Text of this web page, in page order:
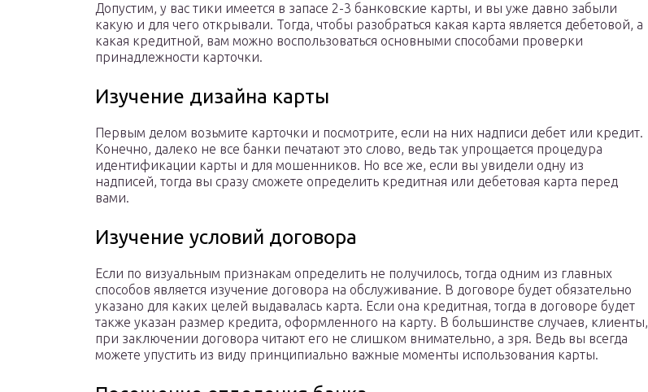
Допустим, у вас тики имеется в запасе 2-3 банковские карты, и вы уже давно забыли
какую и для чего открывали. Тогда, чтобы разобраться какая карта является дебетовой, а
какая кредитной, вам можно воспользоваться основными способами проверки
принадлежности карточки.
Изучение дизайна карты
Первым делом возьмите карточки и посмотрите, если на них надписи дебет или кредит.
Конечно, далеко не все банки печатают это слово, ведь так упрощается процедура
идентификации карты и для мошенников. Но все же, если вы увидели одну из
надписей, тогда вы сразу сможете определить кредитная или дебетовая карта перед
вами.
Изучение условий договора
Если по визуальным признакам определить не получилось, тогда одним из главных
способов является изучение договора на обслуживание. В договоре будет обязательно
указано для каких целей выдавалась карта. Если она кредитная, тогда в договоре будет
также указан размер кредита, оформленного на карту. В большинстве случаев, клиенты,
при заключении договора читают его не слишком внимательно, а зря. Ведь вы всегда
можете упустить из виду принципиально важные моменты использования карты.